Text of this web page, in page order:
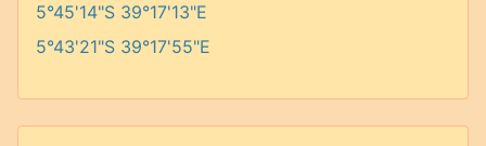
5°45'14"S 39°17'13"E
5°43'21"S 39°17'55"E